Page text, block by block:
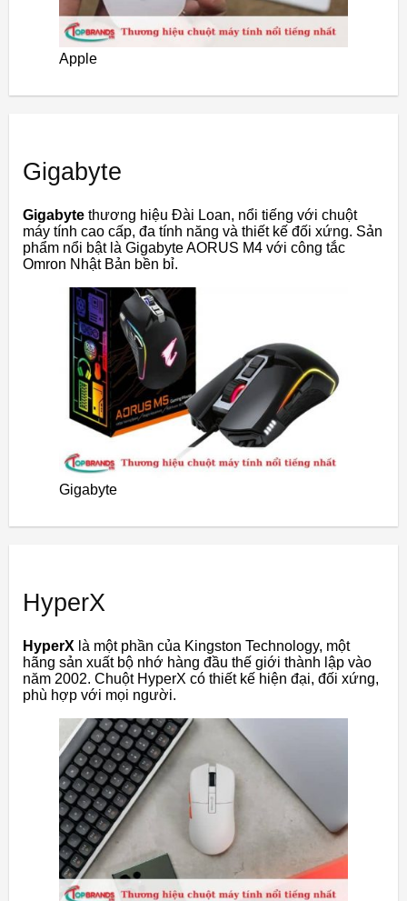
Apple
Gigabyte
Gigabyte thương hiệu Đài Loan, nổi tiếng với chuột
máy tính cao cấp, đa tính năng và thiết kế đối xứng. Sản
phẩm nổi bật là Gigabyte AORUS M4 với công tắc
Omron Nhật Bản bền bỉ.
Gigabyte
HyperX
HyperX là một phần của Kingston Technology, một
hãng sản xuất bộ nhớ hàng đầu thế giới thành lập vào
năm 2002. Chuột HyperX có thiết kế hiện đại, đối xứng,
phù hợp với mọi người.